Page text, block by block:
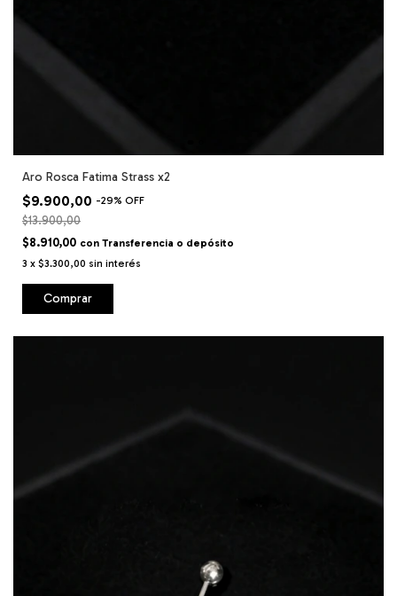
Aro Rosca Fatima Strass x2
$9.900,00 -29% OFF
$13.900,00
$8.910,00 con Transferencia o depósito
3 x $3.300,00 sin interés
Comprar